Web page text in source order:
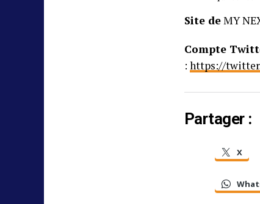
Site deMY
Compte
: https://
Partager :
X